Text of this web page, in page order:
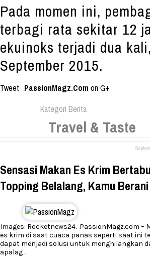
Pada momen ini,
terbagi rata sekitar 12
ekuinoks terjadi dua
September 2015.
Tweet PassionMagz.Com on G+
Kategori Berita
Travel & Taste
Sensasi Makan Es Krim
Topping Belalang, Kamu
Images: Rocketnews24. PassionMagz.com –
es krim di saat cuaca panas seperti saat ini
dapat menjadi solusi untuk menghilangkan
apalag ...